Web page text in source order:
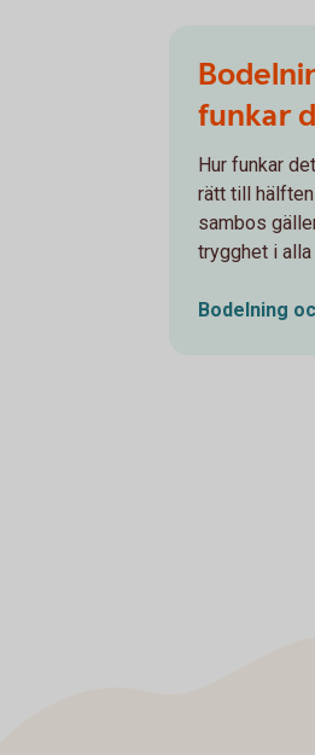
funkar
Hur funkar
rätt till
sambos
trygghet i
Bodelning